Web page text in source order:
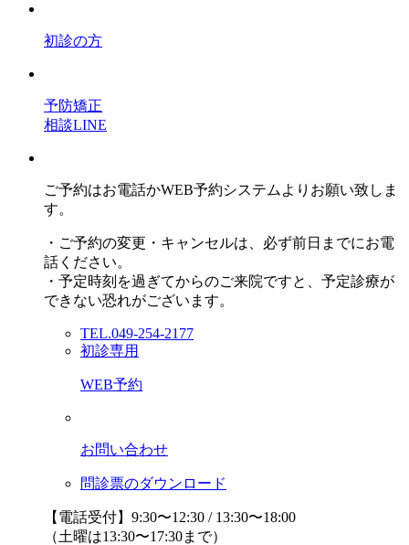
初診の方
予防矯正
相談LINE
ご予約はお電話かWEB予約システムよりお願い致しま
す。
・ご予約の変更・キャンセルは、必ず前日までにお電
話ください。
・予定時刻を過ぎてからのご来院ですと、予定診療が
できない恐れがございます。
TEL.049-254-2177
初診専用
WEB予約
お問い合わせ
問診票のダウンロード
【電話受付】9:30〜12:30 / 13:30〜18:00
（土曜は13:30〜17:30まで）